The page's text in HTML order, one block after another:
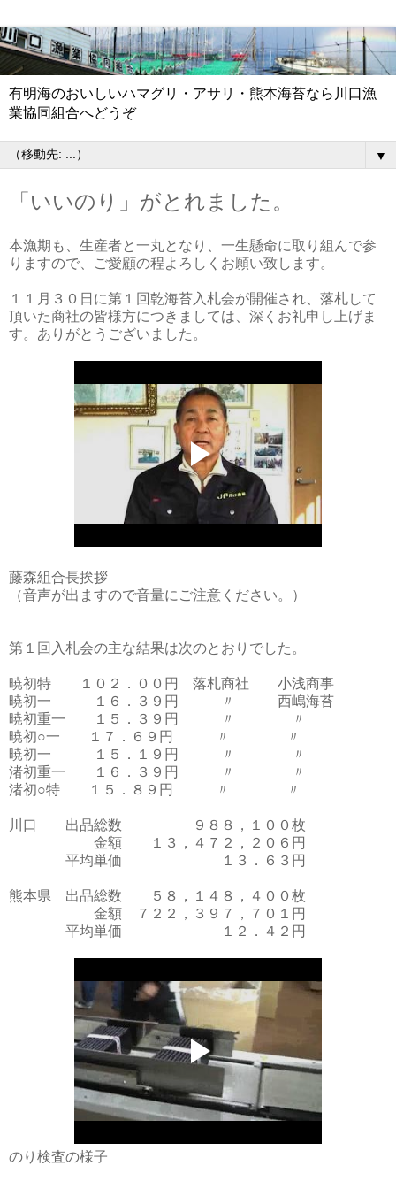
有明海のおいしいハマグリ・アサリ・熊本海苔なら川口漁
業協同組合へどうぞ
▼
「いいのり」がとれました。
本漁期も、生産者と一丸となり、一生懸命に取り組んで参
りますので、ご愛顧の程よろしくお願い致します。
１１月３０日に第１回乾海苔入札会が開催され、落札して
頂いた商社の皆様方につきましては、深くお礼申し上げま
す。ありがとうございました。
藤森組合長挨拶
（音声が出ますので音量にご注意ください。）
第１回入札会の主な結果は次のとおりでした。
暁初特 １０２．００円 落札商社 小浅商事
暁初一 １６．３９円 〃 西嶋海苔
暁初重一 １５．３９円 〃 〃
暁初○一 １７．６９円 〃 〃
暁初一 １５．１９円 〃 〃
渚初重一 １６．３９円 〃 〃
渚初○特 １５．８９円 〃 〃
川口 出品総数 ９８８，１００枚
金額 １３，４７２，２０６円
平均単価 １３．６３円
熊本県 出品総数 ５８，１４８，４００枚
金額 ７２２，３９７，７０１円
平均単価 １２．４２円
のり検査の様子